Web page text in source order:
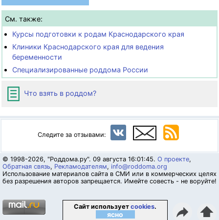
См. также:
Курсы подготовки к родам Краснодарского края
Клиники Краснодарского края для ведения
беременности
Специализированные роддома России
Что взять в роддом?
Сайт использует cookies.
ясно ⬆
Следите за отзывами:
© 1998-2026, "Роддома.ру". 09 августа 16:01:45. О проекте,
Обратная связь, Рекламодателям, info@roddoma.org
Использование материалов сайта в СМИ или в коммерческих целях
без разрешения авторов запрещается. Имейте совесть - не воруйте!